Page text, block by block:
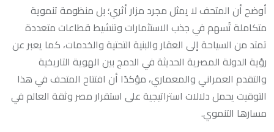
أوضح أن المتحف لا يمثل مجرد مزار أثري؛ بل منظومة تنموية
متكاملة تُسهم في جذب الاستثمارات وتنشيط قطاعات متعددة
تمتد من السياحة إلى العقار والبنية التحتية والخدمات، كما يعبر عن
رؤية الدولة المصرية الحديثة في الدمج بين الهوية التاريخية
والتقدم العمراني والمعماري، مؤكدًا أن افتتاح المتحف في هذا
التوقيت يحمل دلالات استراتيجية على استقرار مصر وثقة العالم في
مسارها التنموي.